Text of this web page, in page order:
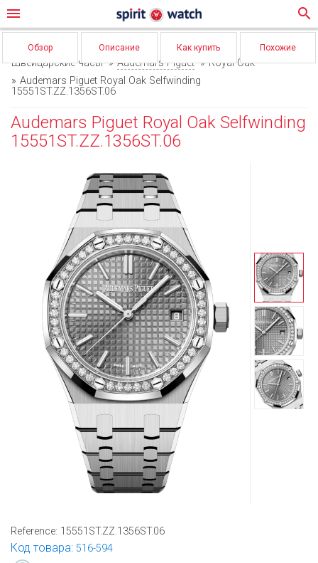
menu search
Обзор Описание Как купить Похожие
Швейцарские часы Audemars Piguet
Royal Oak
Audemars Piguet Royal Oak Selfwinding
15551ST.ZZ.1356ST.06
Audemars Piguet Royal Oak Selfwinding
15551ST.ZZ.1356ST.06
Reference: 15551ST.ZZ.1356ST.06
Код товара: 516-594